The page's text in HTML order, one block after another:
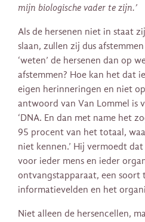
mijn biologische vader te zijn.’
Als de hersenen niet in staat
slaan, zullen zij dus
‘weten’ de hersenen dan op
afstemmen? Hoe kan het dat
eigen herinneringen en niet
antwoord van Van Lommel is
‘DNA. En dan met name het
95 procent van het totaal,
niet kennen.’ Hij vermoedt
voor ieder mens en ieder
ontvangstapparaat, een soort
informatievelden en het
Niet alleen de hersencellen,